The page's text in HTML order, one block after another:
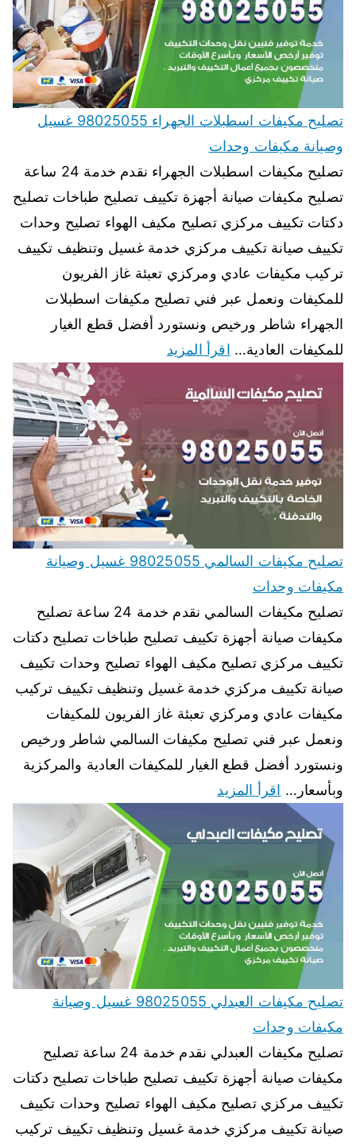
تصليح مكيفات اسطبلات الجهراء 98025055 غسيل
وصيانة مكيفات وحدات
تصليح مكيفات اسطبلات الجهراء نقدم خدمة 24 ساعة
تصليح مكيفات صيانة أجهزة تكييف تصليح طباخات تصليح
دكتات تكييف مركزي تصليح مكيف الهواء تصليح وحدات
تكييف صيانة تكييف مركزي خدمة غسيل وتنظيف تكييف
تركيب مكيفات عادي ومركزي تعبئة غاز الفريون
للمكيفات ونعمل عبر فني تصليح مكيفات اسطبلات
الجهراء شاطر ورخيص ونستورد أفضل قطع الغيار
للمكيفات العادية… اقرأ المزيد
تصليح مكيفات السالمي 98025055 غسيل وصيانة
مكيفات وحدات
تصليح مكيفات السالمي نقدم خدمة 24 ساعة تصليح
مكيفات صيانة أجهزة تكييف تصليح طباخات تصليح دكتات
تكييف مركزي تصليح مكيف الهواء تصليح وحدات تكييف
صيانة تكييف مركزي خدمة غسيل وتنظيف تكييف تركيب
مكيفات عادي ومركزي تعبئة غاز الفريون للمكيفات
ونعمل عبر فني تصليح مكيفات السالمي شاطر ورخيص
ونستورد أفضل قطع الغيار للمكيفات العادية والمركزية
وبأسعار… اقرأ المزيد
تصليح مكيفات العبدلي 98025055 غسيل وصيانة
مكيفات وحدات
تصليح مكيفات العبدلي نقدم خدمة 24 ساعة تصليح
مكيفات صيانة أجهزة تكييف تصليح طباخات تصليح دكتات
تكييف مركزي تصليح مكيف الهواء تصليح وحدات تكييف
صيانة تكييف مركزي خدمة غسيل وتنظيف تكييف تركيب